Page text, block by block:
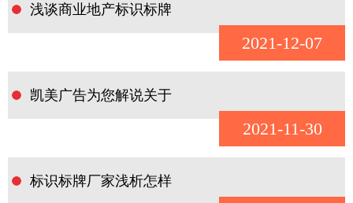
浅谈商业地产标识标牌
2021-12-07
凯美广告为您解说关于
2021-11-30
标识标牌厂家浅析怎样